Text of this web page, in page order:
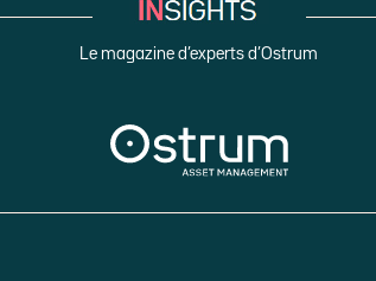
Le magazine d’experts d’Ostrum